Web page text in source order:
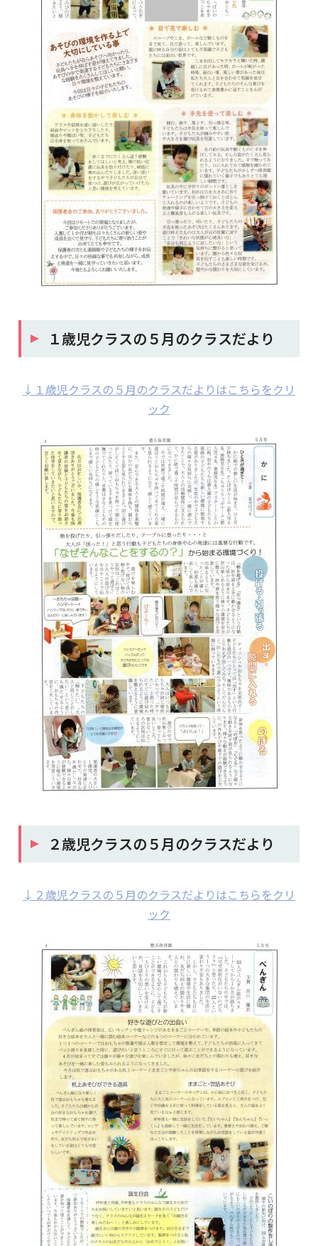
１歳児クラスの５月のクラスだより
↓１歳児クラスの５月のクラスだよりはこちらをクリ
ック
２歳児クラスの５月のクラスだより
↓２歳児クラスの５月のクラスだよりはこちらをクリ
ック